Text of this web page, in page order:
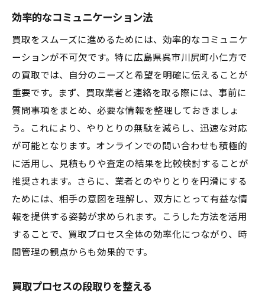
効率的なコミュニケーション法
買取をスムーズに進めるためには、効率的なコミュニケ
ーションが不可欠です。特に広島県呉市川尻町小仁方で
の買取では、自分のニーズと希望を明確に伝えることが
重要です。まず、買取業者と連絡を取る際には、事前に
質問事項をまとめ、必要な情報を整理しておきましょ
う。これにより、やりとりの無駄を減らし、迅速な対応
が可能となります。オンラインでの問い合わせも積極的
に活用し、見積もりや査定の結果を比較検討することが
推奨されます。さらに、業者とのやりとりを円滑にする
ためには、相手の意図を理解し、双方にとって有益な情
報を提供する姿勢が求められます。こうした方法を活用
することで、買取プロセス全体の効率化につながり、時
間管理の観点からも効果的です。
買取プロセスの段取りを整える